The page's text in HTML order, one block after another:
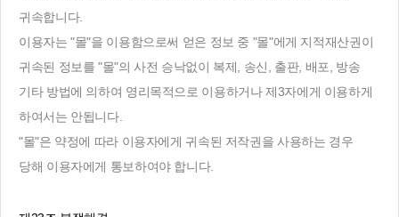
귀속합니다.
이용자는 "몰"을 이용함으로써 얻은 정보 중 "몰"에게 지적재산권이
귀속된 정보를 "몰"의 사전 승낙없이 복제, 송신, 출판, 배포, 방송
기타 방법에 의하여 영리목적으로 이용하거나 제3자에게 이용하게
하여서는 안됩니다.
"몰"은 약정에 따라 이용자에게 귀속된 저작권을 사용하는 경우
당해 이용자에게 통보하여야 합니다.